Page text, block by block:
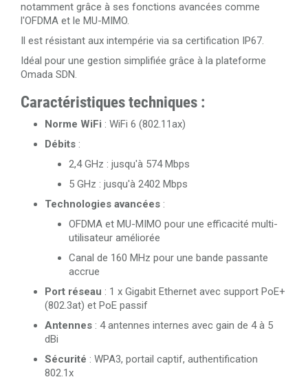
notamment grâce à ses fonctions avancées comme
l'OFDMA et le MU-MIMO.
Il est résistant aux intempérie via sa certification IP67.
Idéal pour une gestion simplifiée grâce à la plateforme
Omada SDN.
Caractéristiques techniques :
Norme WiFi : WiFi 6 (802.11ax)
Débits :
2,4 GHz : jusqu'à 574 Mbps
5 GHz : jusqu'à 2402 Mbps
Technologies avancées :
OFDMA et MU-MIMO pour une efficacité multi-
utilisateur améliorée
Canal de 160 MHz pour une bande passante
accrue
Port réseau : 1 x Gigabit Ethernet avec support PoE+
(802.3at) et PoE passif
Antennes : 4 antennes internes avec gain de 4 à 5
dBi
Sécurité : WPA3, portail captif, authentification
802.1x